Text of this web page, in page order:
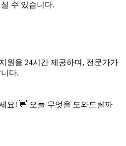
수 있습니다.
원을 24시간 제공하며, 전문가가
다.
요! 👋 오늘 무엇을 도와드릴까